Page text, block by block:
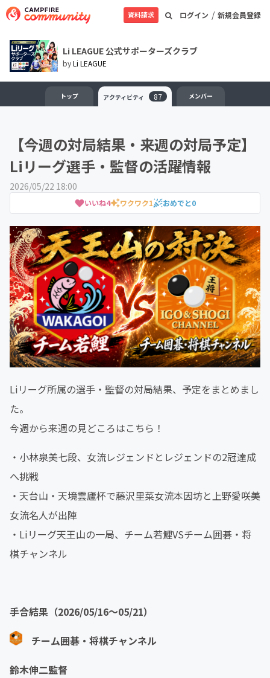
ログイン / 新規会員登録
資料請求
Li LEAGUE 公式サポーターズクラブ
byLi LEAGUE
トップ アクティビティ 87 メンバー
【今週の対局結果・来週の対局予定】
Liリーグ選手・監督の活躍情報
2026/05/22 18:00
いいね4 ワクワク1 おめでと0
Liリーグ所属の選手・監督の対局結果、予定をまとめまし
た。
今週から来週の見どころはこちら！
・小林泉美七段、女流レジェンドとレジェンドの2冠達成
へ挑戦
・天台山・天境雲廬杯で藤沢里菜女流本因坊と上野愛咲美
女流名人が出陣
・Liリーグ天王山の一局、チーム若鯉VSチーム囲碁・将
棋チャンネル
手合結果（2026/05/16～05/21）
チーム囲碁・将棋チャンネル
鈴木伸二監督